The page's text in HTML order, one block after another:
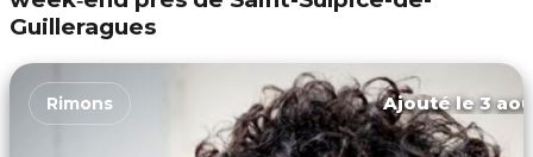
Guilleragues
Rimons Ajouté le 3